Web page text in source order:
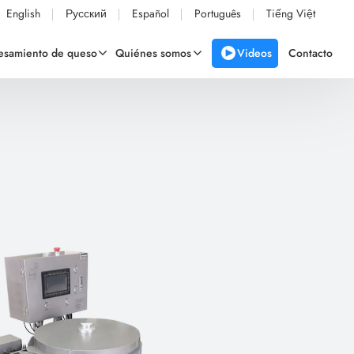
English Русский Español Português Tiếng Việt
de queso Quiénes somos Videos Contacto